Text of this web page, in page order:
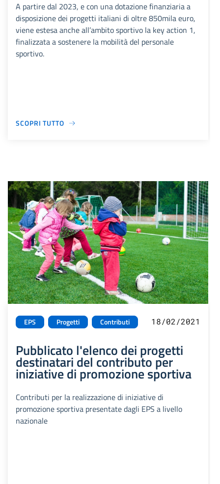
A partire dal 2023, e con una dotazione finanziaria a
disposizione dei progetti italiani di oltre 850mila euro,
viene estesa anche all’ambito sportivo la key action 1,
finalizzata a sostenere la mobilità del personale
sportivo.
SCOPRI TUTTO
EPS Progetti Contributi 18/02/2021
Pubblicato l'elenco dei progetti
destinatari del contributo per
iniziative di promozione sportiva
Contributi per la realizzazione di iniziative di
promozione sportiva presentate dagli EPS a livello
nazionale